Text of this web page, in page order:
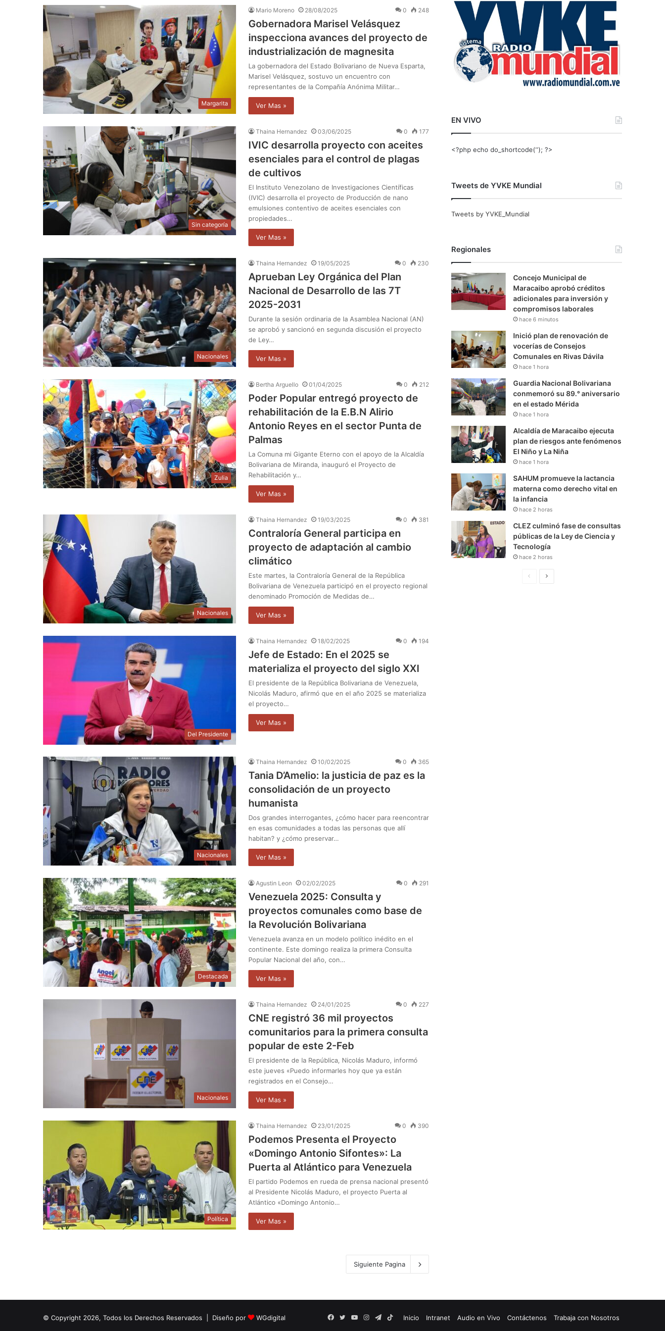
Margarita
Mario Moreno 28/08/2025 0 248
Gobernadora Marisel Velásquez
inspecciona avances del proyecto de
industrialización de magnesita
La gobernadora del Estado Bolivariano de Nueva Esparta,
Marisel Velásquez, sostuvo un encuentro con
representantes de la Compañía Anónima Militar…
Ver Mas »
Sin categoría
Thaina Hernandez 03/06/2025 0 177
IVIC desarrolla proyecto con aceites
esenciales para el control de plagas
de cultivos
El Instituto Venezolano de Investigaciones Científicas
(IVIC) desarrolla el proyecto de Producción de nano
emulsiones contentivo de aceites esenciales con
propiedades…
Ver Mas »
Nacionales
Thaina Hernandez 19/05/2025 0 230
Aprueban Ley Orgánica del Plan
Nacional de Desarrollo de las 7T
2025-2031
Durante la sesión ordinaria de la Asamblea Nacional (AN)
se aprobó y sancionó en segunda discusión el proyecto
de Ley…
Ver Mas »
Zulia
Bertha Arguello 01/04/2025 0 212
Poder Popular entregó proyecto de
rehabilitación de la E.B.N Alirio
Antonio Reyes en el sector Punta de
Palmas
La Comuna mi Gigante Eterno con el apoyo de la Alcaldía
Bolivariana de Miranda, inauguró el Proyecto de
Rehabilitación y…
Ver Mas »
Nacionales
Thaina Hernandez 19/03/2025 0 381
Contraloría General participa en
proyecto de adaptación al cambio
climático
Este martes, la Contraloría General de la República
Bolivariana de Venezuela participó en el proyecto regional
denominado Promoción de Medidas de…
Ver Mas »
Del Presidente
Thaina Hernandez 18/02/2025 0 194
Jefe de Estado: En el 2025 se
materializa el proyecto del siglo XXI
El presidente de la República Bolivariana de Venezuela,
Nicolás Maduro, afirmó que en el año 2025 se materializa
el proyecto…
Ver Mas »
Nacionales
Thaina Hernandez 10/02/2025 0 365
Tania D’Amelio: la justicia de paz es la
consolidación de un proyecto
humanista
Dos grandes interrogantes, ¿cómo hacer para reencontrar
en esas comunidades a todas las personas que allí
habitan? y ¿cómo preservar…
Ver Mas »
Destacada
Agustin Leon 02/02/2025 0 291
Venezuela 2025: Consulta y
proyectos comunales como base de
la Revolución Bolivariana
Venezuela avanza en un modelo político inédito en el
continente. Este domingo realiza la primera Consulta
Popular Nacional del año, con…
Ver Mas »
Nacionales
Thaina Hernandez 24/01/2025 0 227
CNE registró 36 mil proyectos
comunitarios para la primera consulta
popular de este 2-Feb
El presidente de la República, Nicolás Maduro, informó
este jueves «Puedo informarles hoy que ya están
registrados en el Consejo…
Ver Mas »
Política
Thaina Hernandez 23/01/2025 0 390
Podemos Presenta el Proyecto
«Domingo Antonio Sifontes»: La
Puerta al Atlántico para Venezuela
El partido Podemos en rueda de prensa nacional presentó
al Presidente Nicolás Maduro, el proyecto Puerta al
Atlántico «Domingo Antonio…
Ver Mas »
Siguiente Pagina
r
EN VIVO
<?php echo do_shortcode(‘‘); ?>
Tweets de YVKE Mundial
Tweets by YVKE_Mundial
Regionales
Concejo Municipal de
Maracaibo aprobó créditos
adicionales para inversión y
compromisos laborales
hace 6 minutos
Inició plan de renovación de
vocerías de Consejos
Comunales en Rivas Dávila
hace 1 hora
Guardia Nacional Bolivariana
conmemoró su 89.° aniversario
en el estado Mérida
hace 1 hora
Alcaldía de Maracaibo ejecuta
plan de riesgos ante fenómenos
El Niño y La Niña
hace 1 hora
SAHUM promueve la lactancia
materna como derecho vital en
la infancia
hace 2 horas
CLEZ culminó fase de consultas
públicas de la Ley de Ciencia y
Tecnología
hace 2 horas
S
© Copyright 2026, Todos los Derechos Reservados | Diseño por WGdigital Inicio Intranet Audio en Vivo Contáctenos Trabaja con Nosotros
Facebook
TwitterYouTubeInstagramTelegram
TikTok